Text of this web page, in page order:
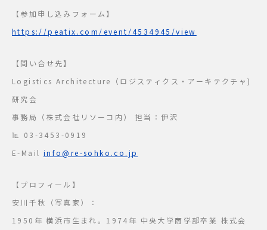
【参加申し込みフォーム】
https://peatix.com/event/4534945/view
【問い合せ先】
Logistics Architecture（ロジスティクス・アーキテクチャ)
研究会
事務局（株式会社リソーコ内） 担当：伊沢
℡ 03-3453-0919
E-Mail info@re-sohko.co.jp
【プロフィール】
安川千秋（写真家）：
1950年 横浜市生まれ。1974年 中央大学商学部卒業 株式会